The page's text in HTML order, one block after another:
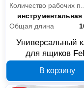
Материал
Общая длина
Универсальный
для ящиков
В корзину